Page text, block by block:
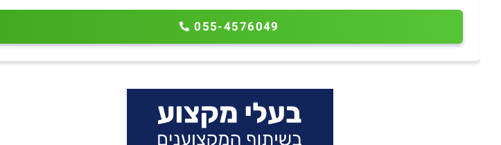
055-4576049